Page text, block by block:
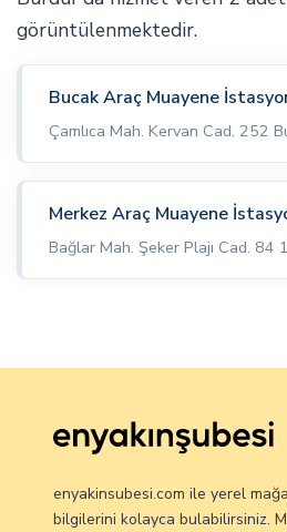
görüntülenmektedir.
Bucak Araç Muayene
Çamlıca Mah. Kervan Cad. 252
Merkez Araç Muayene
Bağlar Mah. Şeker Plajı Cad. 84
enyakinsubesi.com ile yerel
bilgilerini kolayca bulabilirsiniz.